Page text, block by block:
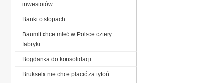
inwestorów
Banki o stopach
Baumit chce mieć w Polsce cztery
fabryki
Bogdanka do konsolidacji
Bruksela nie chce płacić za tytoń